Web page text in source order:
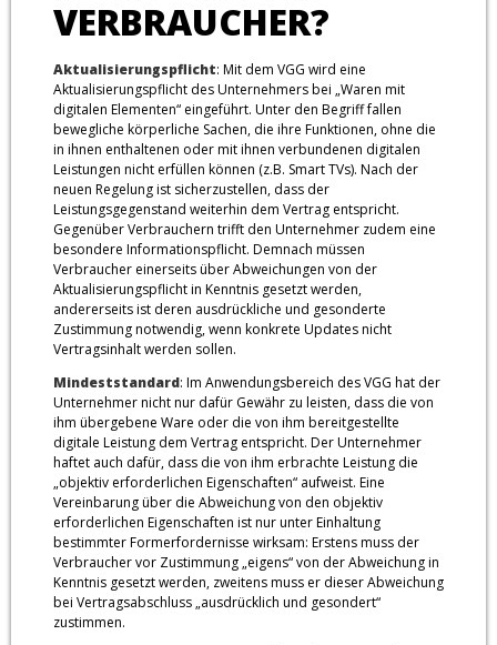
VERBRAUCHER?
Aktualisierungspflicht: Mit dem VGG wird eine
Aktualisierungspflicht des Unternehmers bei „Waren mit
digitalen Elementen“ eingeführt. Unter den Begriff fallen
bewegliche körperliche Sachen, die ihre Funktionen, ohne die
in ihnen enthaltenen oder mit ihnen verbundenen digitalen
Leistungen nicht erfüllen können (z.B. Smart TVs). Nach der
neuen Regelung ist sicherzustellen, dass der
Leistungsgegenstand weiterhin dem Vertrag entspricht.
Gegenüber Verbrauchern trifft den Unternehmer zudem eine
besondere Informationspflicht. Demnach müssen
Verbraucher einerseits über Abweichungen von der
Aktualisierungspflicht in Kenntnis gesetzt werden,
andererseits ist deren ausdrückliche und gesonderte
Zustimmung notwendig, wenn konkrete Updates nicht
Vertragsinhalt werden sollen.
Mindeststandard: Im Anwendungsbereich des VGG hat der
Unternehmer nicht nur dafür Gewähr zu leisten, dass die von
ihm übergebene Ware oder die von ihm bereitgestellte
digitale Leistung dem Vertrag entspricht. Der Unternehmer
haftet auch dafür, dass die von ihm erbrachte Leistung die
„objektiv erforderlichen Eigenschaften“ aufweist. Eine
Vereinbarung über die Abweichung von den objektiv
erforderlichen Eigenschaften ist nur unter Einhaltung
bestimmter Formerfordernisse wirksam: Erstens muss der
Verbraucher vor Zustimmung „eigens“ von der Abweichung in
Kenntnis gesetzt werden, zweitens muss er dieser Abweichung
bei Vertragsabschluss „ausdrücklich und gesondert“
zustimmen.